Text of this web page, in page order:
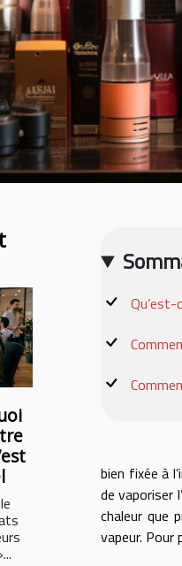
Qu’est-
bien fixée à
de vaporiser
chaleur que
vapeur. Pour